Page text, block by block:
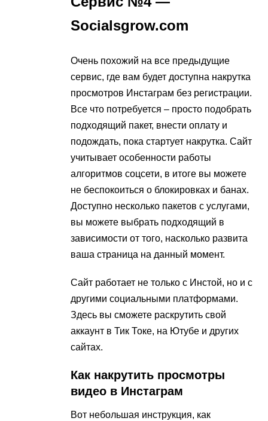
Socialsgrow.com
Очень похожий на все предыдущие
сервис, где вам будет доступна накрутка
просмотров Инстаграм без регистрации.
Все что потребуется – просто подобрать
подходящий пакет, внести оплату и
подождать, пока стартует накрутка. Сайт
учитывает особенности работы
алгоритмов соцсети, в итоге вы можете
не беспокоиться о блокировках и банах.
Доступно несколько пакетов с услугами,
вы можете выбрать подходящий в
зависимости от того, насколько развита
ваша страница на данный момент.
Сайт работает не только с Инстой, но и с
другими социальными платформами.
Здесь вы сможете раскрутить свой
аккаунт в Тик Токе, на Ютубе и других
сайтах.
Как накрутить просмотры
видео в Инстаграм
Вот небольшая инструкция, как